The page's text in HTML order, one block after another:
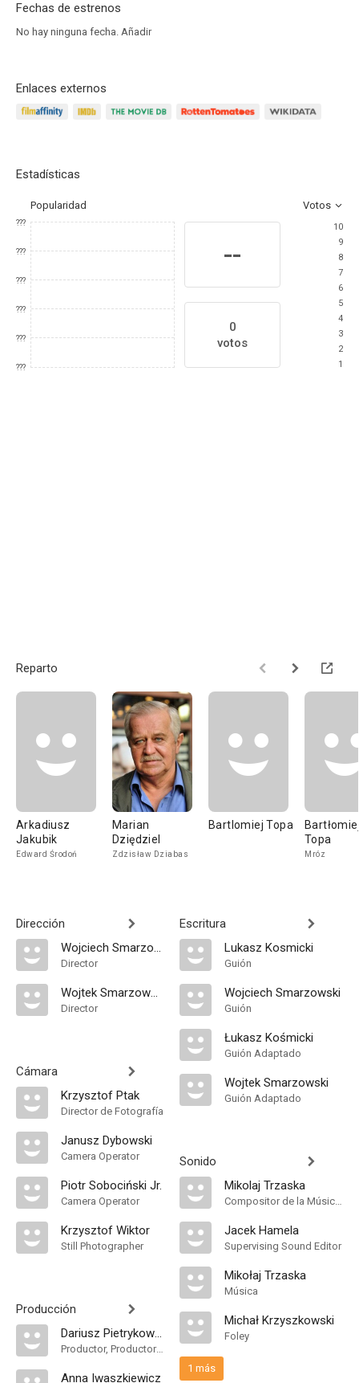
Fechas de estrenos
No hay ninguna fecha. Añadir
Enlaces externos
Estadísticas
Popularidad Votos
???
???
???
???
???
???
--
0
votos
10
9
8
7
6
5
4
3
2
1
Reparto
Arkadiusz
Jakubik
Edward Środoń
Marian
Dziędziel
Zdzisław Dziabas
Bartlomiej Topa
Topa
Mróz
Dirección
Wojciech Smarzowski
Director
Wojtek Smarzowski
Director
Cámara
Krzysztof Ptak
Director de Fotografía
Janusz Dybowski
Camera Operator
Piotr Sobociński Jr.
Camera Operator
Krzysztof Wiktor
Still Photographer
Producción
Dariusz Pietrykowski
Productor, Productor Ejecutivo
Anna Iwaszkiewicz
Escritura
Lukasz Kosmicki
Guión
Wojciech Smarzowski
Guión
Łukasz Kośmicki
Guión Adaptado
Wojtek Smarzowski
Guión Adaptado
Sonido
Mikolaj Trzaska
Compositor de la Música Original
Jacek Hamela
Supervising Sound Editor
Mikołaj Trzaska
Música
Michał Krzyszkowski
Foley
1 más